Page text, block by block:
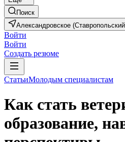
Поиск
Александровское
Войти
Войти
Создать резюме
СтатьиМолодым специалистам
Как стать
образование,